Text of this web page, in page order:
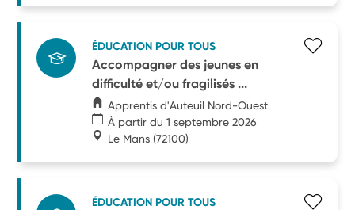
ÉDUCATION POUR TOUS
Accompagner des jeunes en
difficulté et/ou fragilisés ...
Apprentis d'Auteuil Nord-Ouest
À partir du 1 septembre 2026
Le Mans (72100)
ÉDUCATION POUR TOUS